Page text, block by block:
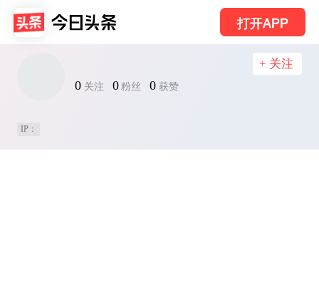
打开APP
0 关注 0 粉丝 0 获赞
+ 关注
IP：